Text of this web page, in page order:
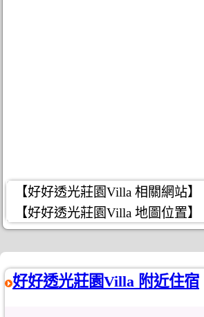
【好好透光莊園Villa 相關網站】
【好好透光莊園Villa 地圖位置】
好好透光莊園Villa 附近住宿